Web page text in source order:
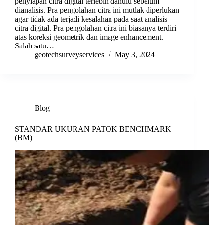
dianalisis. Pra pengolahan citra ini mutlak diperlukan
agar tidak ada terjadi kesalahan pada saat analisis
citra digital. Pra pengolahan citra ini biasanya terdiri
atas koreksi geometrik dan image enhancement.
Salah satu…
geotechsurveyservices
May 3, 2024
Blog
STANDAR UKURAN PATOK BENCHMARK
(BM)